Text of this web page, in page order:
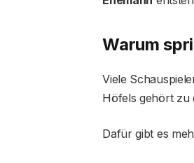
Warum
Viele
Höfels gehört zu
Dafür gibt es